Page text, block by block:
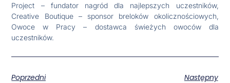
Project – fundator nagród dla najlepszych uczestników,
Creative Boutique – sponsor breloków okolicznościowych,
Owoce w Pracy – dostawca świeżych owoców dla
uczestników.
Poprzedni Następny